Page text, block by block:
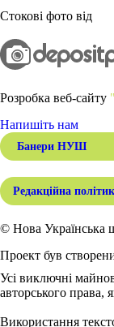
Стокові фото від
Розробка веб-сайту
Напишіть нам
Банери НУШ
Редакційна
© Нова Українська
Проект був
Усі виключні
авторського права,
Використання